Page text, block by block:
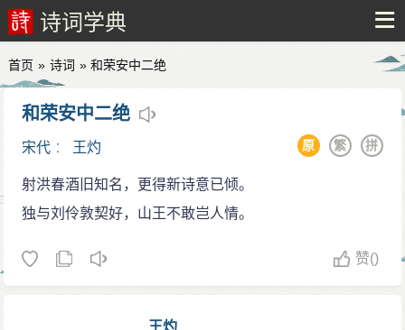
诗词学典
首页 » 诗词 » 和荣安中二绝
和荣安中二绝
宋代 ： 王灼 拼
繁
原
射洪春酒旧知名，更得新诗意已倾。
独与刘伶敦契好，山王不敢岂人情。
赞()
王灼